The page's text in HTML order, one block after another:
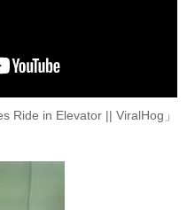
Ride in Elevator || ViralHog」